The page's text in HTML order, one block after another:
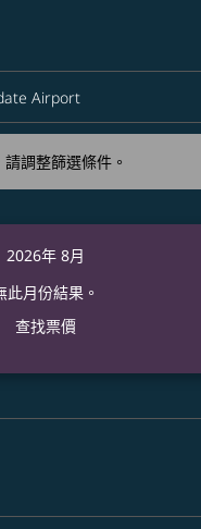
調整篩選條件。
2026年 8月
此月份結果。
查找票價